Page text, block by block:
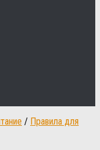
/ Правила для